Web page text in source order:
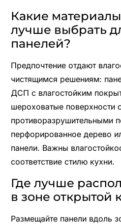
Какие
лучше выбрать
панелей?
Предпочтение отдают
чистящимся решениям:
ДСП с влагостойким
шероховатые поверхности
противоразрушительными
перфорированное дерево
панели. Важны
соответствие стилю кухни.
Где лучше
в зоне открытой
Размещайте панели вдоль